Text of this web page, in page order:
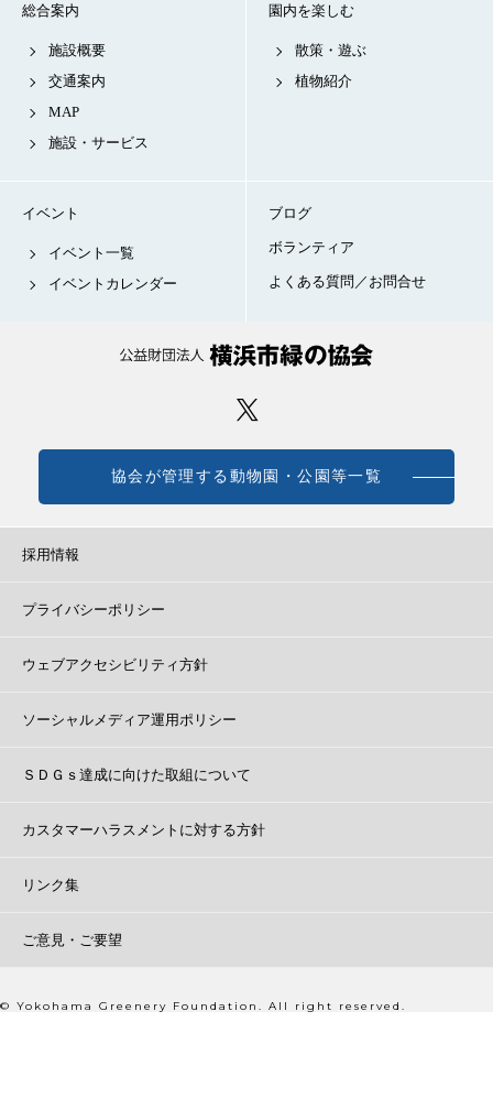
総合案内
施設概要
交通案内
MAP
施設・サービス
園内を楽しむ
散策・遊ぶ
植物紹介
イベント
イベント一覧
イベントカレンダー
ブログ
ボランティア
よくある質問／お問合せ
協会が管理する動物園・公園等一覧
採用情報
プライバシーポリシー
ウェブアクセシビリティ方針
ソーシャルメディア運用ポリシー
ＳＤＧｓ達成に向けた取組について
カスタマーハラスメントに対する方針
リンク集
ご意見・ご要望
© Yokohama Greenery Foundation. All right reserved.